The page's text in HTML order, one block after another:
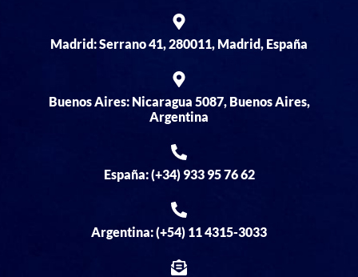
Madrid: Serrano 41, 280011, Madrid, España
Buenos Aires: Nicaragua 5087, Buenos Aires,
Argentina
España: (+34) 933 95 76 62
Argentina: (+54) 11 4315-3033